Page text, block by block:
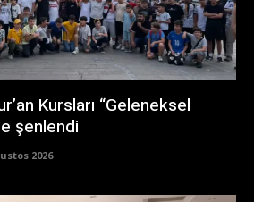
Kursları “Geleneksel
şenlendi
2026